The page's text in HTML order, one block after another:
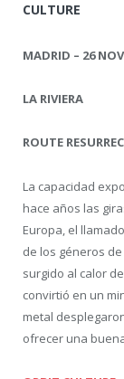
CULTURE
MADRID – 26
LA RIVIERA
ROUTE
La capacidad
hace años las
Europa, el llamado
de los géneros
surgido al calor
convirtió en un
metal
ofrecer una